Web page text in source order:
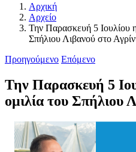
Αρχική
Αρχείο
Την Παρασκευή 5 Ιουλίου
Σπήλιου Λιβανού στο
Προηγούμενο Επόμενο
Την Παρασκευή 5
ομιλία του Σπήλιου